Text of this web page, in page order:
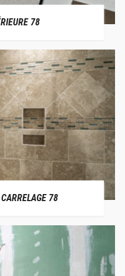
78
78